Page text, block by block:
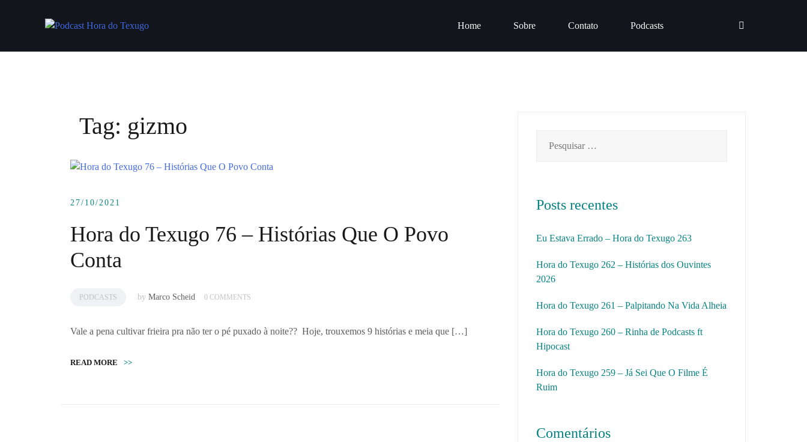
Home Sobre Contato Podcasts
Tag: gizmo
27/10/2021
Hora do Texugo 76 – Histórias Que O Povo
Conta
PODCASTS by Marco Scheid 0 COMMENTS
Vale a pena cultivar frieira pra não ter o pé puxado à noite?? Hoje, trouxemos 9 histórias e meia que […]
READ MORE >>
por:
Posts recentes
Eu Estava Errado – Hora do Texugo 263
Hora do Texugo 262 – Histórias dos Ouvintes
2026
Hora do Texugo 261 – Palpitando Na Vida Alheia
Hora do Texugo 260 – Rinha de Podcasts ft
Hipocast
Hora do Texugo 259 – Já Sei Que O Filme É
Ruim
Comentários